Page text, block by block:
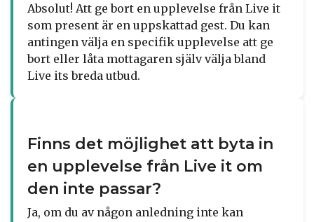
Absolut! Att ge bort en upplevelse från Live it
som present är en uppskattad gest. Du kan
antingen välja en specifik upplevelse att ge
bort eller låta mottagaren själv välja bland
Live its breda utbud.
Finns det möjlighet att byta in
en upplevelse från Live it om
den inte passar?
Ja, om du av någon anledning inte kan